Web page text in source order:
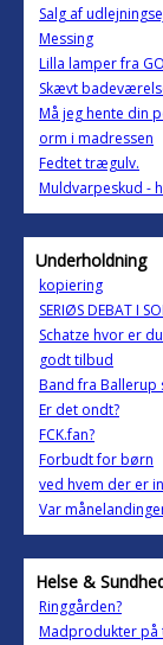
Salg af
Messing
Lilla lamper fra
Skævt
Må jeg hente din
orm i madressen
Fedtet trægulv.
Muldvarpeskud -
Underholdning
kopiering
SERIØS DEBAT I
Schatze hvor er du
godt tilbud
Band fra Ballerup
Er det ondt?
FCK.fan?
Forbudt for børn
ved hvem der er
Var
Helse &
Ringgården?
Madprodukter på